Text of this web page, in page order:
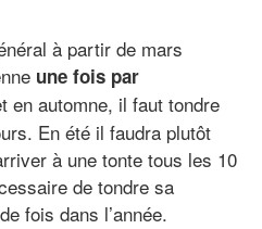
à partir de mars
une fois par
en automne, il faut tondre
En été il faudra plutôt
à une tonte tous les 10
de tondre sa
fois dans l’année.